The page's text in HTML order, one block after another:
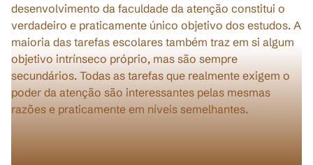
desenvolvimento da faculdade da atenção constitui o
verdadeiro e praticamente único objetivo dos estudos. A
maioria das tarefas escolares também traz em si algum
objetivo intrínseco próprio, mas são sempre
secundários. Todas as tarefas que realmente exigem o
poder da atenção são interessantes pelas mesmas
razões e praticamente em níveis semelhantes.